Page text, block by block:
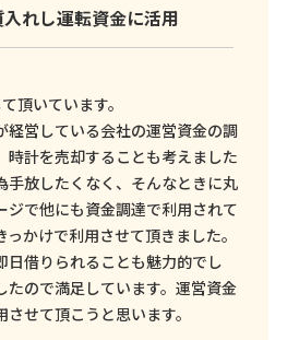
れし運転資金に活用
頂いています。
経営している会社の運営資金の調
時計を売却することも考えました
手放したくなく、そんなときに丸
ジで他にも資金調達で利用されて
かけで利用させて頂きました。
日借りられることも魅力的でし
たので満足しています。運営資金
せて頂こうと思います。